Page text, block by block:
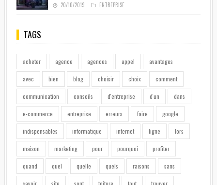
20/10/2019 ENTREPRISE
TAGS
acheter agence agences appel avantages
avec bien blog choisir choix comment
communication conseils d'entreprise d'un dans
e-commerce entreprise erreurs faire google
indispensables informatique internet ligne lors
maison marketing pour pourquoi profiter
quand quel quelle quels raisons sans
savoir site sont toiture tout trouver